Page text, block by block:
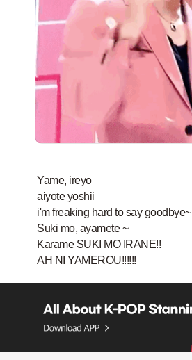
Yame, ireyo
aiyote yoshii
i'm freaking hard to say goodbye~
Suki mo, ayamete ~
Karame SUKI MO IRANE!!